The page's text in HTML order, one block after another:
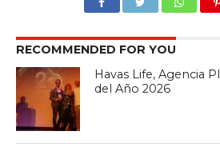
RECOMMENDED FOR YOU
Havas Life, Agencia
del Año 2026